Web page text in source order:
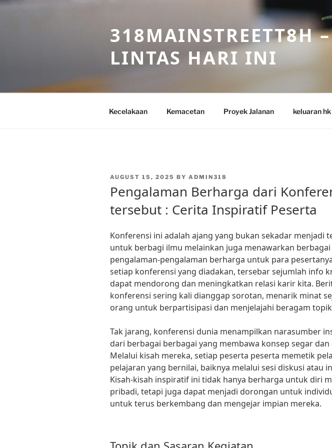
Skip
318MAINSTREETT8H
LINTAS HARI INI
Kecelakaan Kemacetan Proyek Jalanan keluaran
POSTED
AUGUST 15, 2025 BY ADMIN318
Pengalaman Berharga dari
tersebut : Cerita Inspiratif Peserta
Konferensi ini adalah ajang yang bukan sekadar menjadi
untuk berbagi ilmu melainkan juga menawarkan berbagai
pengalaman-pengalaman berharga untuk para
setiap konferensi yang diadakan, tersebar sejumlah info
dapat mendorong dan meningkatkan relasi karir kita.
konferensi sering kali dianggap sorotan, menarik minat
orang untuk berpartisipasi dan menjelajahi beragam
Tak jarang, konferensi dunia menampilkan narasumber
dari berbagai berbagai yang membawa konsep segar
Melalui kisah mereka, setiap peserta peserta memetik
pelajaran yang bernilai, baiknya melalui sesi diskusi atau
Kisah-kisah inspiratif ini tidak hanya berharga untuk diri
pribadi, tetapi juga dapat menjadi dorongan untuk
untuk terus berkembang dan mengejar impian mereka.